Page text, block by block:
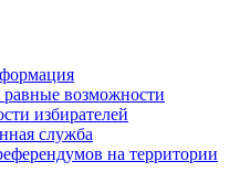
возможности
избирателей
служба
на территории